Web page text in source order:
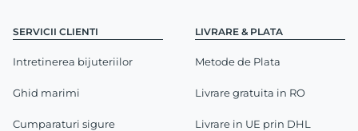
SERVICII CLIENTI
Intretinerea bijuteriilor
Ghid marimi
Cumparaturi sigure
LIVRARE & PLATA
Metode de Plata
Livrare gratuita in RO
Livrare in UE prin DHL